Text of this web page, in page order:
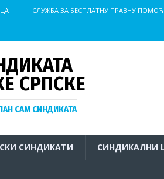
СЛУЖБА ЗА БЕСПЛАТНУ ПРАВНУ ПОМОЋ
СРПСКЕ
САМ СИНДИКАТА
СИНДИКАТИ СИНДИКАЛНИ